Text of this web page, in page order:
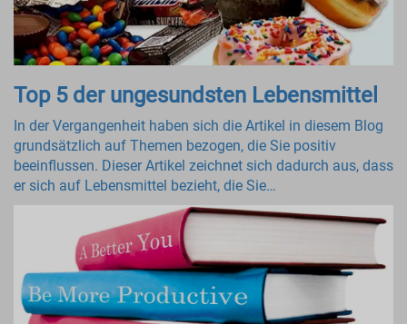
Top 5 der ungesundsten Lebensmittel
In der Vergangenheit haben sich die Artikel in diesem Blog
grundsätzlich auf Themen bezogen, die Sie positiv
beeinflussen. Dieser Artikel zeichnet sich dadurch aus, dass
er sich auf Lebensmittel bezieht, die Sie…